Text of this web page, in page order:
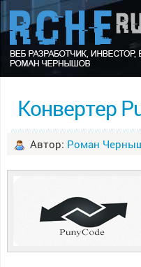
Конвертер
Автор: Роман